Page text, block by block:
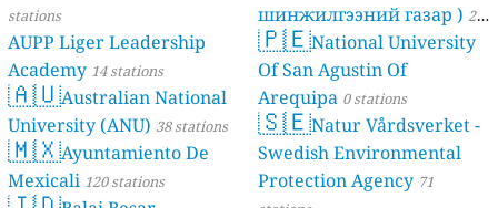
stations
AUPP Liger Leadership
Academy 14 stations
🇦🇺Australian National
University (ANU) 38 stations
🇲🇽Ayuntamiento De
Mexicali 120 stations
шинжилгээний газар ) 21
stations
🇵🇪National University
Of San Agustin Of
Arequipa 0 stations
🇸🇪Natur Vårdsverket -
Swedish Environmental
Protection Agency 71